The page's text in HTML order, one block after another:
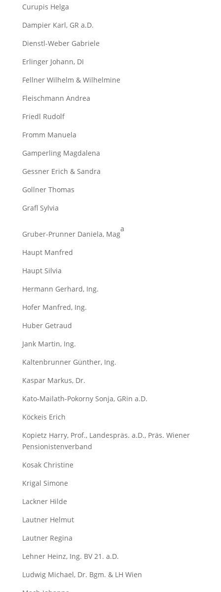
Curupis Helga
Dampier Karl, GR a.D.
Dienstl-Weber Gabriele
Erlinger Johann, DI
Fellner Wilhelm & Wilhelmine
Fleischmann Andrea
Friedl Rudolf
Fromm Manuela
Gamperling Magdalena
Gessner Erich & Sandra
Gollner Thomas
Grafl Sylvia
Gruber-Prunner Daniela, Mag
a
Haupt Manfred
Haupt Silvia
Hermann Gerhard, Ing.
Hofer Manfred, Ing.
Huber Getraud
Jank Martin, Ing.
Kaltenbrunner Günther, Ing.
Kaspar Markus, Dr.
Kato-Mailath-Pokorny Sonja, GRin a.D.
Köckeis Erich
Kopietz Harry, Prof., Landespräs. a.D., Präs. Wiener
Pensionistenverband
Kosak Christine
Krigal Simone
Lackner Hilde
Lautner Helmut
Lautner Regina
Lehner Heinz, Ing. BV 21. a.D.
Ludwig Michael, Dr. Bgm. & LH Wien